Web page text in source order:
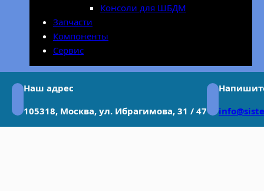
Консоли для ШБДМ
Запчасти
Компоненты
Сервис
Наш адрес
105318, Москва, ул. Ибрагимова, 31 / 47